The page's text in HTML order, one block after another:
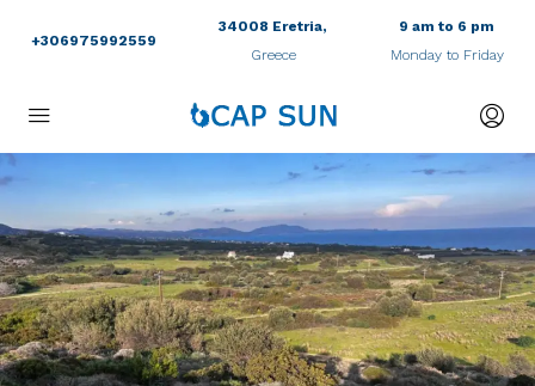
+306975992559
34008 Eretria,
Greece
9 am to 6 pm
Monday to Friday